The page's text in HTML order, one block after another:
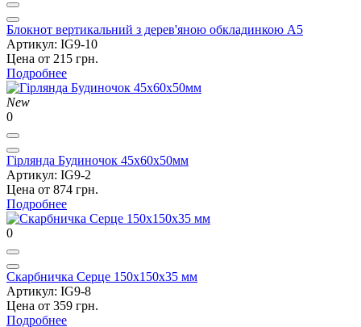
Блокнот вертикальний з дерев'яною обкладинкою А5
Артикул: IG9-10
Цена от 215 грн.
Подробнее
New
0
Гірлянда Будиночок 45х60х50мм
Артикул: IG9-2
Цена от 874 грн.
Подробнее
0
Скарбничка Серце 150х150х35 мм
Артикул: IG9-8
Цена от 359 грн.
Подробнее